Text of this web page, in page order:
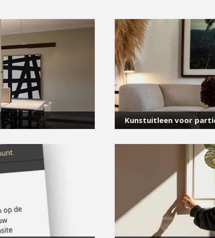
Kunstuitleen voor
voor onze nieuwsbrief
E-
mailadres